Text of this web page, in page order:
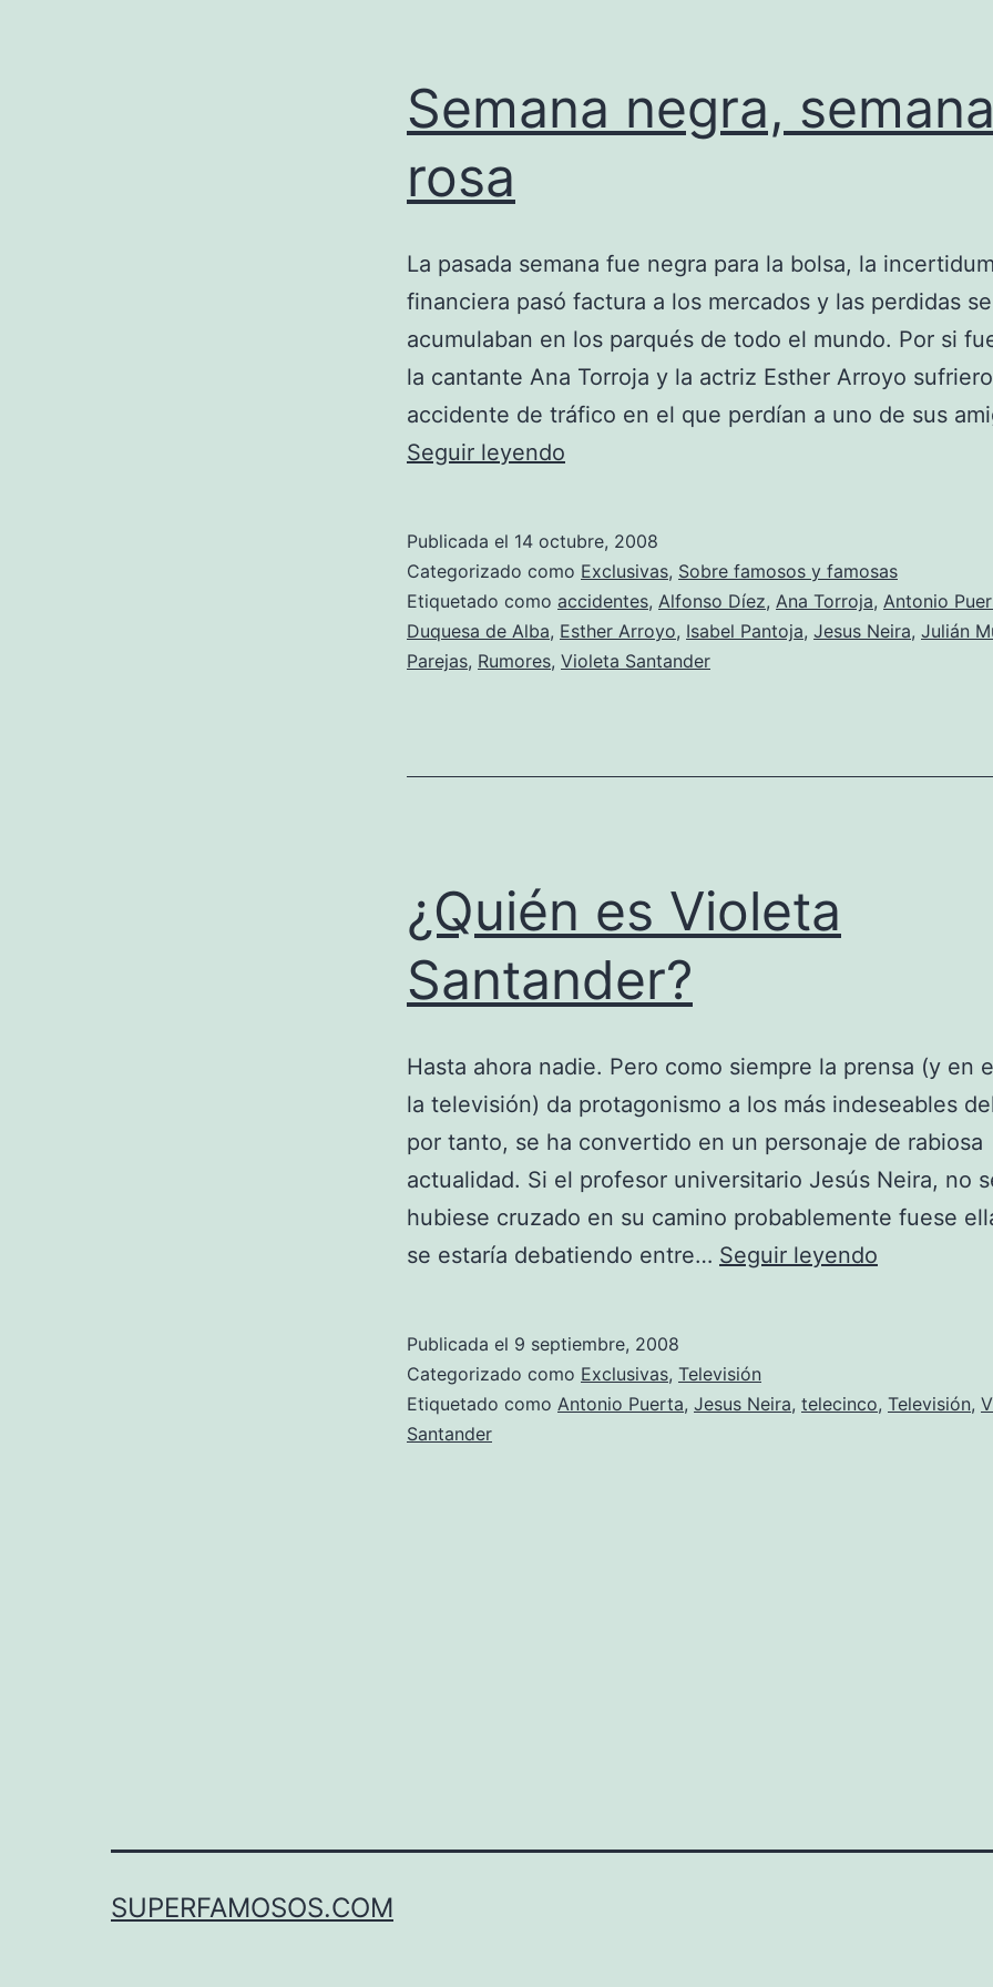
Semana negra, semana
rosa
La pasada semana fue negra para la bolsa, la
financiera pasó factura a los mercados y las perdidas se
acumulaban en los parqués de todo el mundo. Por si
la cantante Ana Torroja y la actriz Esther Arroyo
accidente de tráfico en el que perdían a uno de sus
Seguir leyendo
rosa
Publicada el 14 octubre, 2008
Categorizado como Exclusivas, Sobre famosos y famosas
Etiquetado como accidentes, Alfonso Díez, Ana Torroja, Antonio
Duquesa de Alba, Esther Arroyo, Isabel Pantoja, Jesus Neira, Julián
Parejas, Rumores, Violeta Santander
¿Quién es Violeta
Santander?
Hasta ahora nadie. Pero como siempre la prensa (y en
la televisión) da protagonismo a los más indeseables
por tanto, se ha convertido en un personaje de rabiosa
actualidad. Si el profesor universitario Jesús Neira, no
hubiese cruzado en su camino probablemente fuese
se estaría debatiendo entre… Seguir leyendo
Publicada el 9 septiembre, 2008
Categorizado como Exclusivas, Televisión
Etiquetado como Antonio Puerta, Jesus Neira, telecinco, Televisión,
Santander
SUPERFAMOSOS.COM